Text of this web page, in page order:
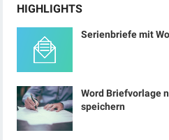
HIGHLIGHTS
Serienbriefe mit
Word Briefvorlage
speichern